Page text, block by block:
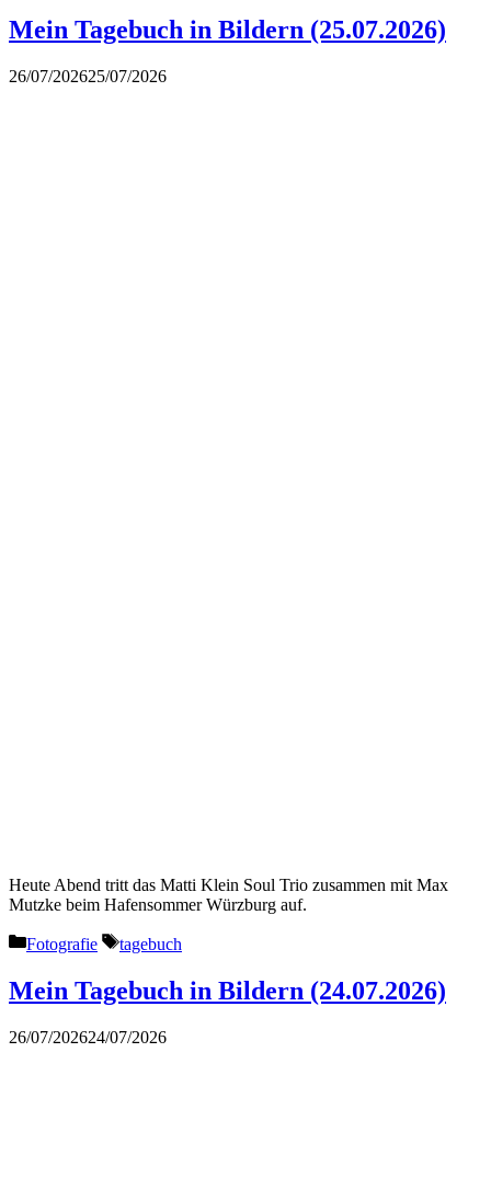
Mein Tagebuch in Bildern (25.07.2026)
26/07/202625/07/2026
Heute Abend tritt das Matti Klein Soul Trio zusammen mit Max
Mutzke beim Hafensommer Würzburg auf.
Kategorien
Fotografie Schlagwörter
tagebuch
Mein Tagebuch in Bildern (24.07.2026)
26/07/202624/07/2026